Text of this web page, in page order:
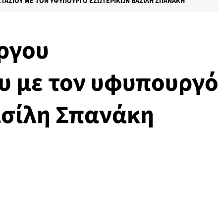
με τον υφυπουργό
Σπανάκη